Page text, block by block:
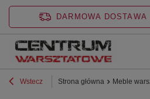
DARMOWA DOSTAWA
Wstecz Strona główna Meble